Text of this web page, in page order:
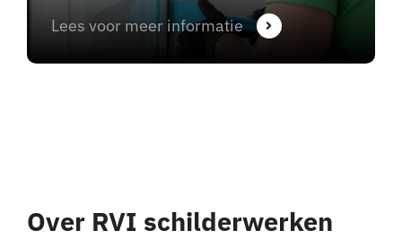
Lees voor meer informatie
Over RVI schilderwerken